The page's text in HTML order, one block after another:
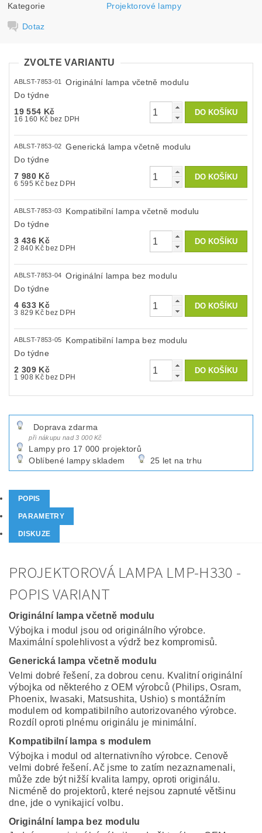
Kategorie Projektorové lampy
Dotaz
ZVOLTE VARIANTU
ABLST-7853-01
Originální lampa včetně modulu
Do týdne
19 554 Kč
16 160 Kč bez DPH
ABLST-7853-02
Generická lampa včetně modulu
Do týdne
7 980 Kč
6 595 Kč bez DPH
ABLST-7853-03
Kompatibilní lampa včetně modulu
Do týdne
3 436 Kč
2 840 Kč bez DPH
ABLST-7853-04
Originální lampa bez modulu
Do týdne
4 633 Kč
3 829 Kč bez DPH
ABLST-7853-05
Kompatibilní lampa bez modulu
Do týdne
2 309 Kč
1 908 Kč bez DPH
Doprava zdarma
při nákupu nad 3 000 Kč
Lampy pro 17 000 projektorů
Oblíbené lampy skladem
25 let na trhu
POPIS
PARAMETRY
DISKUZE
PROJEKTOROVÁ LAMPA LMP-H330 -
POPIS VARIANT
Originální lampa včetně modulu
Výbojka i modul jsou od originálního výrobce.
Maximální spolehlivost a výdrž bez kompromisů.
Generická lampa včetně modulu
Velmi dobré řešení, za dobrou cenu. Kvalitní originální
výbojka od některého z OEM výrobců (Philips, Osram,
Phoenix, Iwasaki, Matsushita, Ushio) s montážním
modulem od kompatibilního autorizovaného výrobce.
Rozdíl oproti plnému originálu je minimální.
Kompatibilní lampa s modulem
Výbojka i modul od alternativního výrobce. Cenově
velmi dobré řešení. Ač jsme to zatím nezaznamenali,
může zde být nižší kvalita lampy, oproti originálu.
Nicméně do projektorů, které nejsou zapnuté většinu
dne, jde o vynikajicí volbu.
Originální lampa bez modulu